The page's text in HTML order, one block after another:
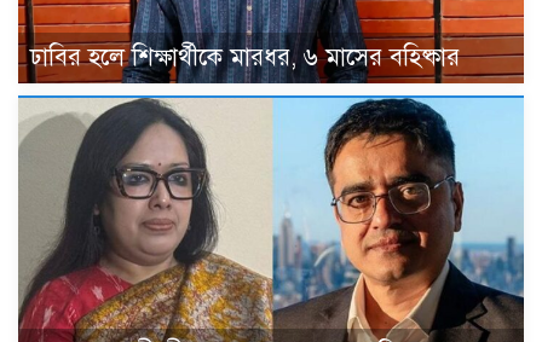
ঢাবির হলে শিক্ষার্থীকে মারধর, ৬ মাসের বহিষ্কার